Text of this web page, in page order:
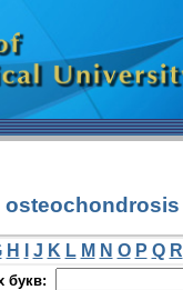
osteochondrosis
H J K L M N O P Q R
букв: